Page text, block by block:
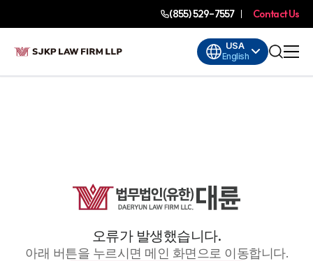
(855) 529-7557 Contact Us
USA
English
오류가 발생했습니다.
아래 버튼을 누르시면 메인 화면으로 이동합니다.